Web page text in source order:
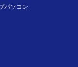
パソコン